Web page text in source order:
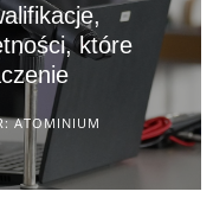
które
ATOMINIUM